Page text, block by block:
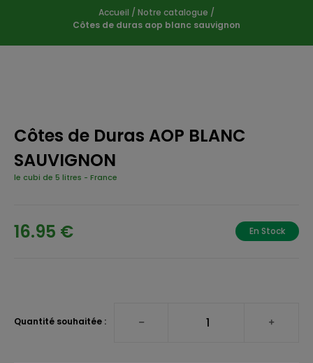
Accueil / Notre catalogue /
Côtes de duras aop blanc sauvignon
Côtes de Duras AOP BLANC
SAUVIGNON
le cubi de 5 litres - France
16.95 € En Stock
Quantité souhaitée :